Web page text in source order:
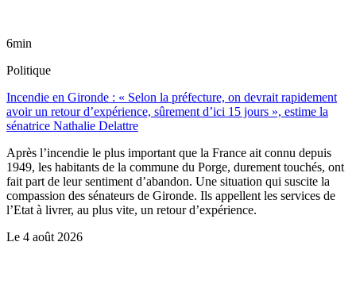
6min
Politique
Incendie en Gironde : « Selon la préfecture, on devrait rapidement
avoir un retour d’expérience, sûrement d’ici 15 jours », estime la
sénatrice Nathalie Delattre
Après l’incendie le plus important que la France ait connu depuis
1949, les habitants de la commune du Porge, durement touchés, ont
fait part de leur sentiment d’abandon. Une situation qui suscite la
compassion des sénateurs de Gironde. Ils appellent les services de
l’Etat à livrer, au plus vite, un retour d’expérience.
Le 4 août 2026